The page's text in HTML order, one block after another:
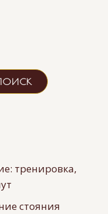
тренировка,
стояния